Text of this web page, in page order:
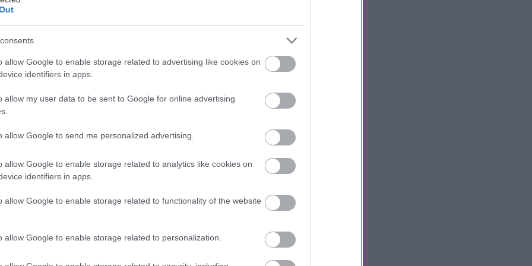
allow Google to enable storage related to advertising like cookies on
identifiers in apps.
allow my user data to be sent to Google for online advertising
allow Google to send me personalized advertising.
allow Google to enable storage related to analytics like cookies on
identifiers in apps.
allow Google to enable storage related to functionality of the website
allow Google to enable storage related to personalization.
στην πόλη θα είναι φέτος κινηματογραφική, κι αυτό όχι
τα βράδια που θα δεις τα τελευταία θερινά σινεμά της σαιζόν,
και τα άλλα, εκείνα που θα μείνεις σπίτι. Το Cinobo έχει
για αυτό, με ταινιάρες που έχασες τους τελευταίους μήνες
ξαναδείς από την άνεση του καναπέ σου.
μήνα ξεχωρίζει ο προπέρσινος Χρυσός Φοίνικας των Καννών,
Θλίψης, με τον Ρούμπεν Έστλουν να δίνει τον καλύτερο
εαυτό, καθώς καταπιάνεται για άλλη μια φορά με την ταξική
έχουμε μια απολαυστική μαύρη κωμωδία που βάζει στο
τον καταναλωτισμό και τις… σωματικές εκκρίσεις, με φόντο
Πολύδροσο, η πρόσφατη ταινία του The Boy - Αλέξανδρου